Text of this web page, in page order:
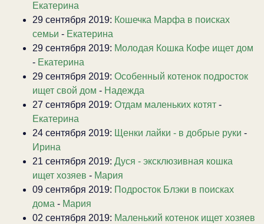
Екатерина
29 сентября 2019: Кошечка Марфа в поисках
семьи - Екатерина
29 сентября 2019: Молодая Кошка Кофе ищет дом
- Екатерина
29 сентября 2019: Особенный котенок подросток
ищет свой дом - Надежда
27 сентября 2019: Отдам маленьких котят -
Екатерина
24 сентября 2019: Щенки лайки - в добрые руки -
Ирина
21 сентября 2019: Дуся - эксклюзивная кошка
ищет хозяев - Мария
09 сентября 2019: Подросток Блэки в поисках
дома - Мария
02 сентября 2019: Маленький котенок ищет хозяев